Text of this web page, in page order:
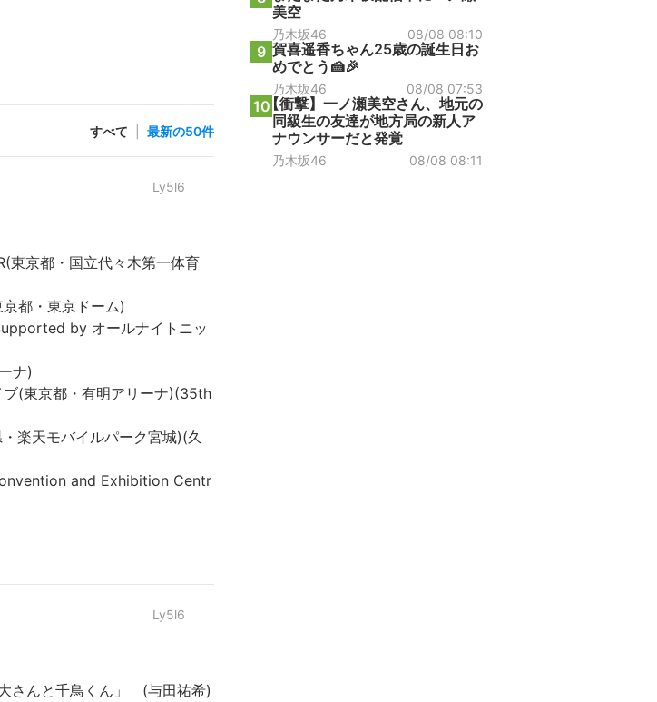
すべて 最新の50件
Ly5l6
京都・国立代々木第一体育
都・東京ドーム)
by オールナイトニッ
ナ)
(東京都・有明アリーナ)(35th
楽天モバイルパーク宮城)(久
and Exhibition Centr
Ly5l6
んと千鳥くん」 (与田祐希)
美空
乃木坂46 08/08 08:10
9 賀喜遥香ちゃん25歳の誕生日お
めでとう🍰🎉
乃木坂46 08/08 07:53
10【衝撃】一ノ瀬美空さん、地元の
同級生の友達が地方局の新人ア
ナウンサーだと発覚
乃木坂46 08/08 08:11